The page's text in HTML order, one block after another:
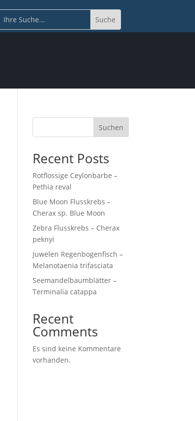
Suchen
Recent Posts
Rotflossige Ceylonbarbe –
Pethia reval
Blue Moon Flusskrebs –
Cherax sp. Blue Moon
Zebra Flusskrebs – Cherax
peknyi
Juwelen Regenbogenfisch –
Melanotaenia trifasciata
Seemandelbaumblätter –
Terminalia catappa
Recent
Comments
Es sind keine Kommentare
vorhanden.